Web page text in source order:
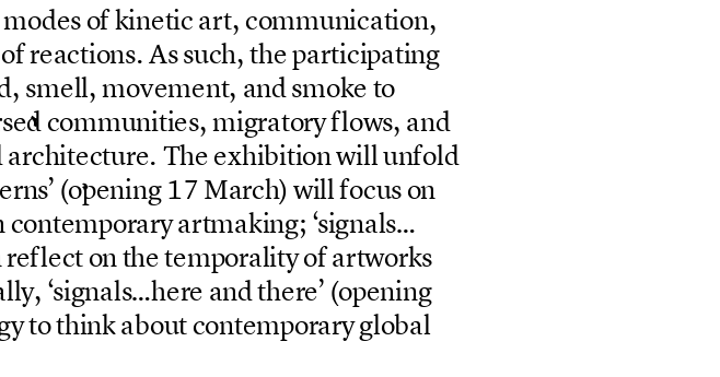
modesofkineticart,communication,
ofreactions.Assuch,theparticipating
, smell,movement, andsmoketo
sedcommunities,migratoryflows, and
architecture. Theexhibitionwillunfold
erns’ (opening 17March)willfocuson
contemporaryartmaking; ‘signals…
reflectonthetemporalityofartworks
lly, ‘signals…here andthere’ (opening
ytothinkaboutcontemporaryglobal